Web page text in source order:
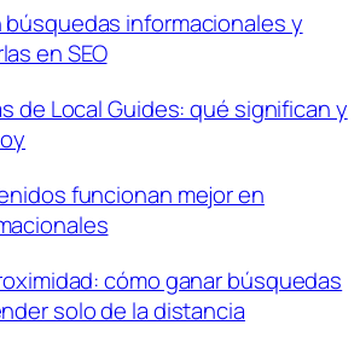
búsquedas informacionales y
en SEO
de Local Guides: qué significan y
funcionan mejor en
cómo ganar búsquedas
solo de la distancia